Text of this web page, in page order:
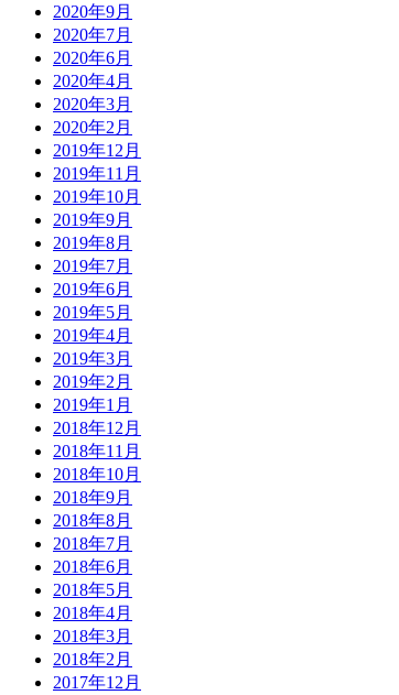
2020年9月
2020年7月
2020年6月
2020年4月
2020年3月
2020年2月
2019年12月
2019年11月
2019年10月
2019年9月
2019年8月
2019年7月
2019年6月
2019年5月
2019年4月
2019年3月
2019年2月
2019年1月
2018年12月
2018年11月
2018年10月
2018年9月
2018年8月
2018年7月
2018年6月
2018年5月
2018年4月
2018年3月
2018年2月
2017年12月